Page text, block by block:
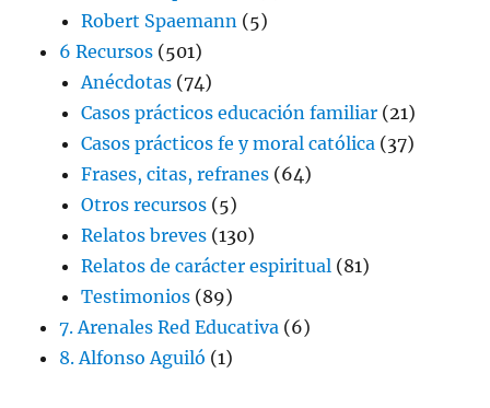
Robert Spaemann (5)
6 Recursos (501)
Anécdotas (74)
Casos prácticos educación familiar (21)
Casos prácticos fe y moral católica (37)
Frases, citas, refranes (64)
Otros recursos (5)
Relatos breves (130)
Relatos de carácter espiritual (81)
Testimonios (89)
7. Arenales Red Educativa (6)
8. Alfonso Aguiló (1)